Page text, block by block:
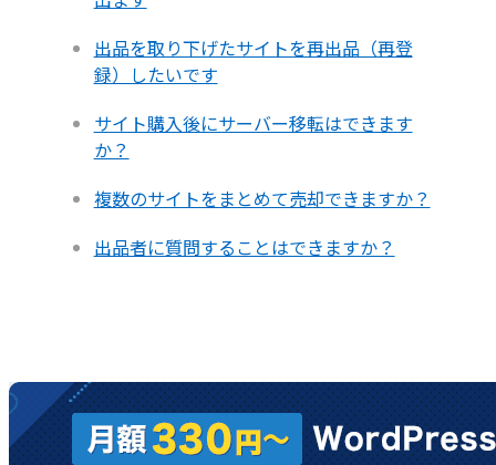
出品を取り下げたサイトを再出品（再登
録）したいです
サイト購入後にサーバー移転はできます
か？
複数のサイトをまとめて売却できますか？
出品者に質問することはできますか？